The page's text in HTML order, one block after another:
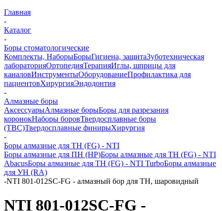
Главная
-
Каталог
-
Боры стоматологические
Комплекты, НаборыБорыГигиена, защитаЗуботехническая
лабораторияОртопедияТерапияИглы, шприцы для
каналовИнструментыОборудованиеПрофилактика для
пациентовХирургияЭндодонтия
-
Алмазные боры
АксессуарыАлмазные борыБоры для разрезания
коронокНаборы боровТвердосплавные боры
(ТВС)Твердосплавные финирыХирургия
-
Боры алмазные для ТН (FG) - NTI
Боры алмазные для ПН (HP)Боры алмазные для ТН (FG) - NTI
AbacusБоры алмазные для ТН (FG) - NTI TurboБоры алмазные
для УН (RA)
-NTI 801-012SC-FG - алмазный бор для ТН, шаровидный
NTI 801-012SC-FG -